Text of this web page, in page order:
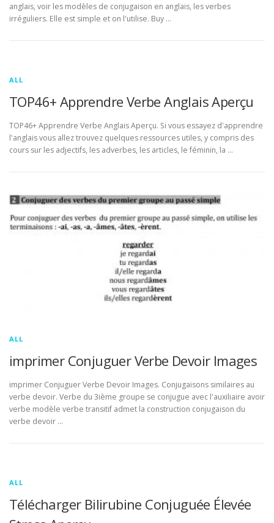
anglais, voir les modèles de conjugaison en anglais, les verbes
irréguliers. Elle est simple et on l'utilise. Buy …
ALL
TOP46+ Apprendre Verbe Anglais Aperçu
TOP46+ Apprendre Verbe Anglais Aperçu. Si vous essayez d'apprendre
l'anglais vous allez trouvez quelques ressources utiles, y compris des
cours sur les adjectifs, les adverbes, les articles, le féminin, la …
ALL
imprimer Conjuguer Verbe Devoir Images
imprimer Conjuguer Verbe Devoir Images. Conjugaisons similaires au
verbe devoir. Verbe du 3ième groupe se conjugue avec l'auxiliaire avoir
verbe modèle verbe transitif admet la construction conjugaison du
verbe devoir …
ALL
Télécharger Bilirubine Conjuguée Élevée